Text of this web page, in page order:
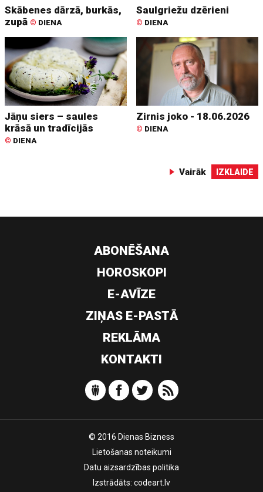
Skābenes dārzā, burkās,
zupā © DIENA
Saulgriežu dzērieni
© DIENA
Jāņu siers – saules
krāsā un tradīcijās
© DIENA
Zirnis joko - 18.06.2026
© DIENA
Vairāk IZKLAIDE
ABONĒŠANA
HOROSKOPI
E-AVĪZE
ZIŅAS E-PASTĀ
REKLĀMA
KONTAKTI
© 2016 Dienas Bizness
Lietošanas noteikumi
Datu aizsardzības politika
Izstrādāts: codeart.lv